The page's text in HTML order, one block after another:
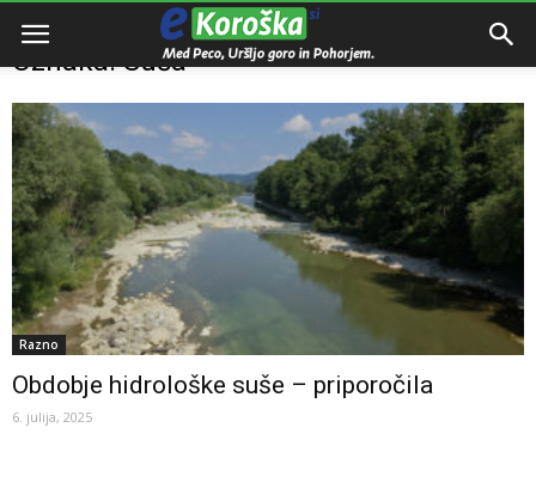
Domov Suša
Oznaka: Suša
Razno
Obdobje hidrološke suše – priporočila
6. julija, 2025